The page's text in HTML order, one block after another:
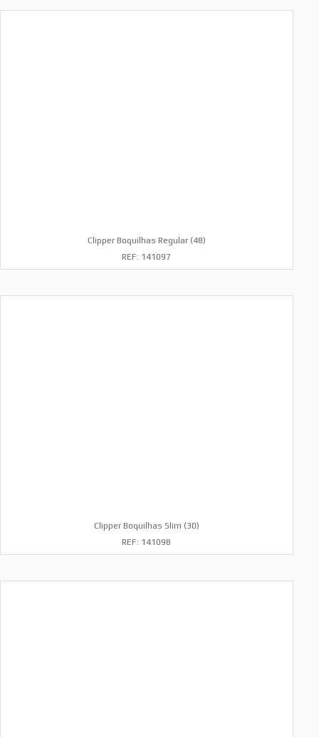
Clipper Boquilhas Regular (48)
REF: 141097
Clipper Boquilhas Slim (30)
REF: 141098